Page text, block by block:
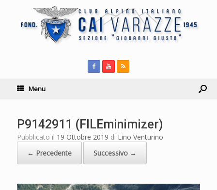
Menu
P9142911 (FILEminimizer)
Pubblicato il 19 Ottobre 2019 di Lino Venturino
← Precedente
Successivo →